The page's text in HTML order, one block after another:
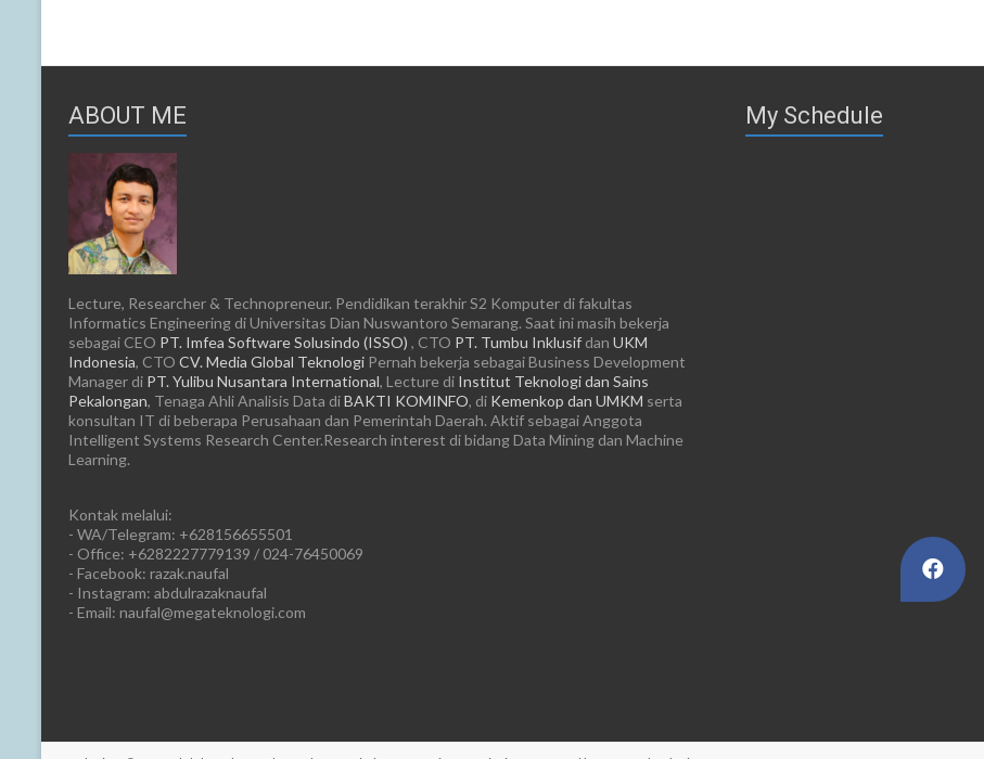
ABOUT ME
Lecture, Researcher & Technopreneur. Pendidikan terakhir S2 Komputer di fakultas
Informatics Engineering di Universitas Dian Nuswantoro Semarang. Saat ini masih bekerja
sebagai CEO PT. Imfea Software Solusindo (ISSO) , CTO PT. Tumbu Inklusif dan UKM
Indonesia, CTO CV. Media Global Teknologi Pernah bekerja sebagai Business Development
Manager di PT. Yulibu Nusantara International, Lecture di Institut Teknologi dan Sains
Pekalongan, Tenaga Ahli Analisis Data diBAKTI KOMINFO, di Kemenkop dan UMKM serta
konsultan IT di beberapa Perusahaan dan Pemerintah Daerah. Aktif sebagai Anggota
Intelligent Systems Research Center.Research interest di bidang Data Mining dan Machine
Learning.
Kontak melalui:
- WA/Telegram: +628156655501
- Office: +6282227779139 / 024-76450069
- Facebook: razak.naufal
- Instagram: abdulrazaknaufal
- Email: naufal@megateknologi.com
My Schedule